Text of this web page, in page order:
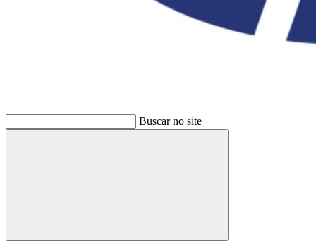
Buscar no site
Buscar